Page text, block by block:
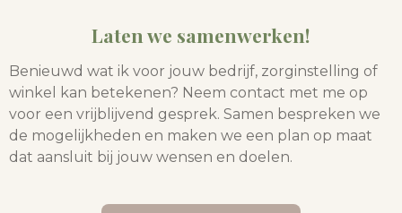
Laten we samenwerken!
Benieuwd wat ik voor jouw bedrijf, zorginstelling of
winkel kan betekenen? Neem contact met me op
voor een vrijblijvend gesprek. Samen bespreken we
de mogelijkheden en maken we een plan op maat
dat aansluit bij jouw wensen en doelen.